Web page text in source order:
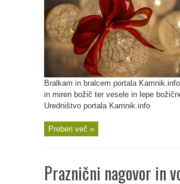
Bralkam in bralcem portala
in miren božič ter vesele in lepe
Uredništvo portala Kamnik.info
Preberi več »
Praznični nagovor in